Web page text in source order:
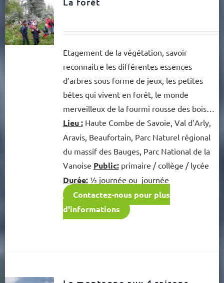
Etagement de la végétation, savoir
reconnaitre les différentes essences
d’arbres sous forme de jeux, les petites
bêtes qui vivent en forêt, le monde
merveilleux de la fourmi rousse des bois…
Lieu :Haute Combe de Savoie, Val d’Arly,
Aravis, Beaufortain, Parc Naturel régional
du massif des Bauges, Parc National de la
Vanoise Public:primaire / collège / lycée
Durée:½ journée ou journée
Contactez-nous pour plus
d'informations